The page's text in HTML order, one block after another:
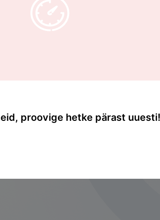
proovige hetke pärast uuesti!